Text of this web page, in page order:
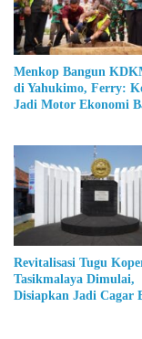
Menkop Bangun
di Yahukimo, Ferry:
Jadi Motor Ekonomi
Revitalisasi Tugu
Tasikmalaya Dimulai,
Disiapkan Jadi Cagar